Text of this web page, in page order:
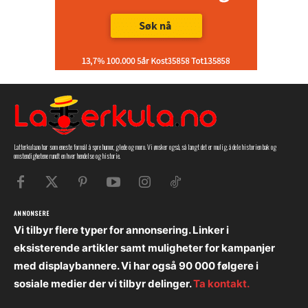
Latterkula.no har som eneste formål å spre humor, glede og moro. Vi ønsker også, så langt det er mulig, å dele historien bak og
omstendighetene rundt en hver hendelse og historie.
ANNONSERE
Vi tilbyr flere typer for annonsering. Linker i
eksisterende artikler samt muligheter for kampanjer
med displaybannere. Vi har også 90 000 følgere i
sosiale medier der vi tilbyr delinger.Ta kontakt.